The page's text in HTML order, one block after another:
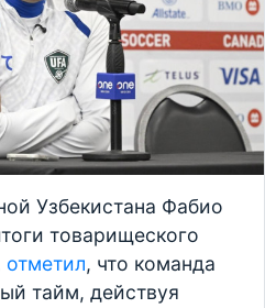
Узбекистана Фабио
товарищеского
отметил, что команда
тайм, действуя